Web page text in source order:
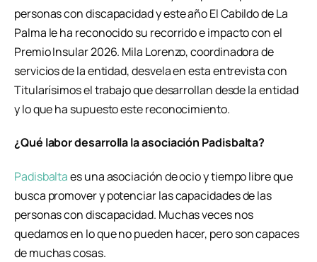
personas con discapacidad y este año El Cabildo de La
Palma le ha reconocido su recorrido e impacto con el
Premio Insular 2026. Mila Lorenzo, coordinadora de
servicios de la entidad, desvela en esta entrevista con
Titularísimos el trabajo que desarrollan desde la entidad
y lo que ha supuesto este reconocimiento.
¿Qué labor desarrolla la asociación Padisbalta?
Padisbaltaes una asociación de ocio y tiempo libre que
busca promover y potenciar las capacidades de las
personas con discapacidad. Muchas veces nos
quedamos en lo que no pueden hacer, pero son capaces
de muchas cosas.